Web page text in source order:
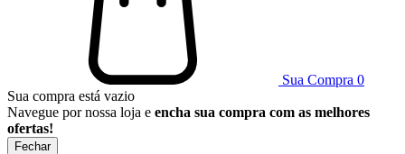
Sua Compra 0
Sua compra está vazio
Navegue por nossa loja e encha sua compra com as melhores
ofertas!
Fechar